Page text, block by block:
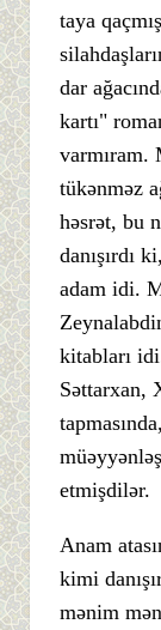
taya
dar
kartı"
varmıram.
tükənməz
həsrət, bu
danışırdı
adam idi.
kitabları
Səttarxan,
etmişdilər.
Anam
kimi
mənim